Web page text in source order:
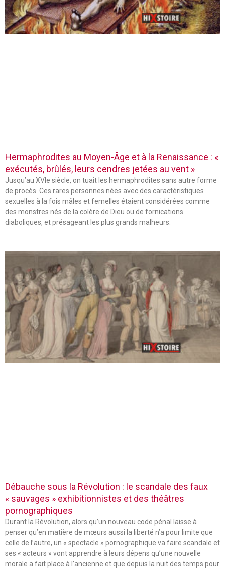
Hermaphrodites au Moyen-Âge et à la Renaissance : «
exécutés, brûlés, leurs cendres jetées au vent »
Jusqu’au XVIe siècle, on tuait les hermaphrodites sans autre forme
de procès. Ces rares personnes nées avec des caractéristiques
sexuelles à la fois mâles et femelles étaient considérées comme
des monstres nés de la colère de Dieu ou de fornications
diaboliques, et présageant les plus grands malheurs.
Débauche sous la Révolution : le scandale des faux
« sauvages » exhibitionnistes et des théâtres
pornographiques
Durant la Révolution, alors qu’un nouveau code pénal laisse à
penser qu’en matière de mœurs aussi la liberté n’a pour limite que
celle de l’autre, un « spectacle » pornographique va faire scandale et
ses « acteurs » vont apprendre à leurs dépens qu’une nouvelle
morale a fait place à l’ancienne et que depuis la nuit des temps pour